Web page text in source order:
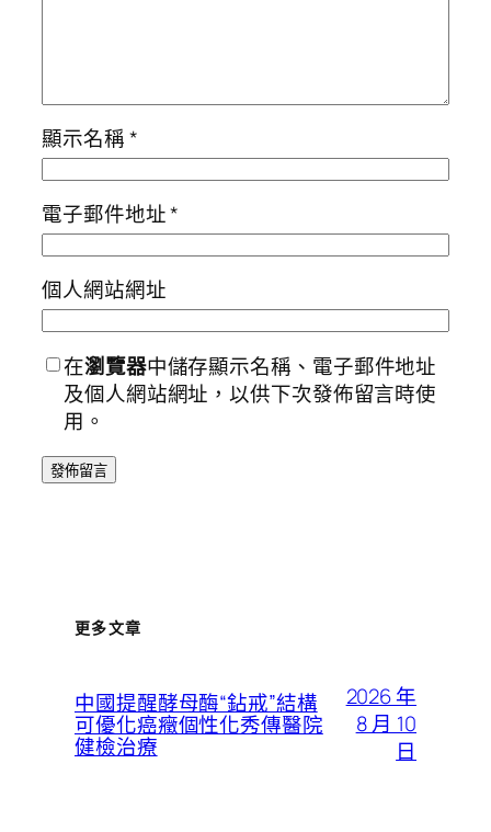
顯示名稱*
電子郵件地址*
個人網站網址
在瀏覽器中儲存顯示名稱、電子郵件地址
及個人網站網址，以供下次發佈留言時使
用。
更多文章
中國提醒酵母酶“鉆戒”結構
可優化癌癥個性化秀傳醫院
健檢治療
2026 年
8 月 10
日